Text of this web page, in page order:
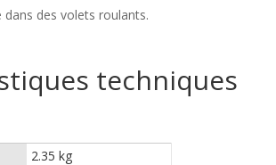
des volets roulants.
techniques
2.35 kg